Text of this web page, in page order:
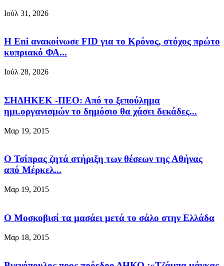
Ιούλ 31, 2026
Η Eni ανακοίνωσε FID για το Κρόνος, στόχος πρώτο
κυπριακό ΦΑ...
Ιούλ 28, 2026
ΣΗΔΗΚΕΚ -ΠΕΟ: Από το ξεπούλημα
ημι.οργανισμών το δημόσιο θα χάσει δεκάδες...
Μαρ 19, 2015
Ο Τσίπρας ζητά στήριξη των θέσεων της Αθήνας
από Μέρκελ...
Μαρ 19, 2015
Ο Μοσκοβισί τα μασάει μετά το σάλο στην Ελλάδα
Μαρ 18, 2015